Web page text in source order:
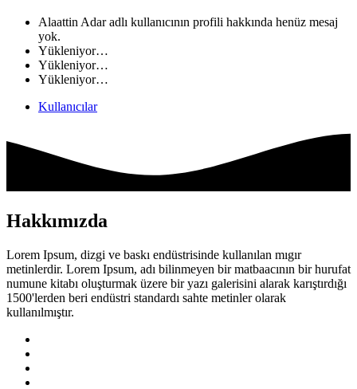
Alaattin Adar adlı kullanıcının profili hakkında henüz mesaj
yok.
Yükleniyor…
Yükleniyor…
Yükleniyor…
Kullanıcılar
Hakkımızda
Lorem Ipsum, dizgi ve baskı endüstrisinde kullanılan mıgır
metinlerdir. Lorem Ipsum, adı bilinmeyen bir matbaacının bir hurufat
numune kitabı oluşturmak üzere bir yazı galerisini alarak karıştırdığı
1500'lerden beri endüstri standardı sahte metinler olarak
kullanılmıştır.